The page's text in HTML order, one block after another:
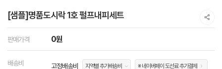
[샘플]명품도시락 1호 펄프내피세트
판매가격 0원
배송비 고정배송비 지역별 추가배송비 ※ 네이버페이 도선료 추가결제